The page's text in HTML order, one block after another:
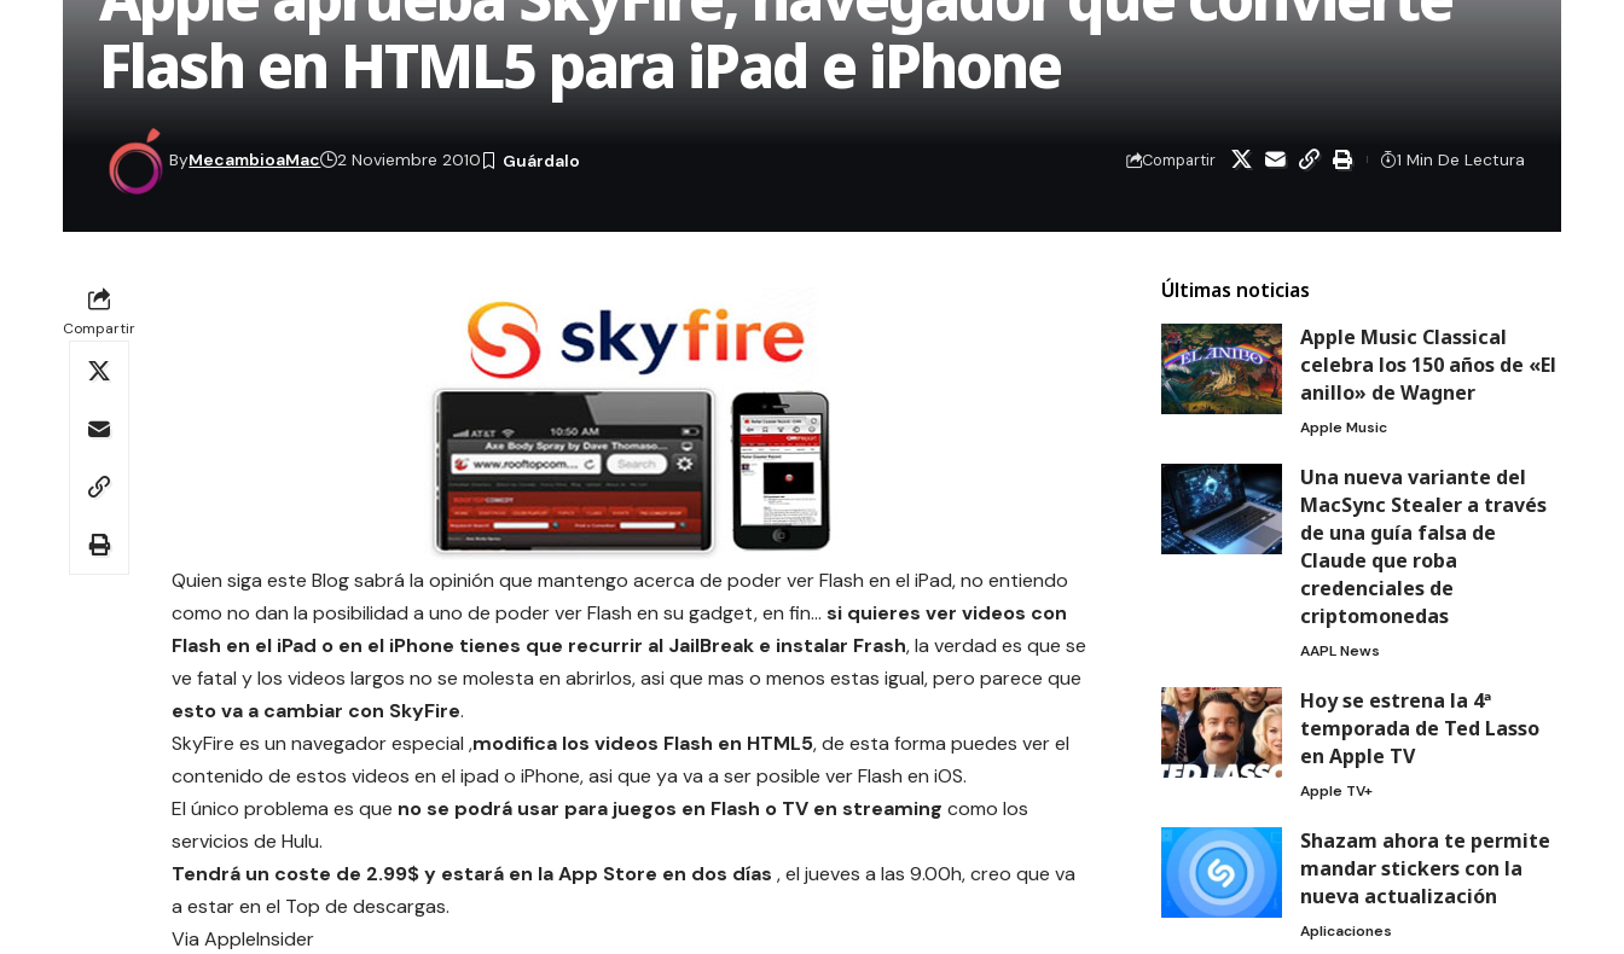
Flash en HTML5 para iPad e iPhone
ByMecambioaMac 2 Noviembre 2010 Compartir 1 Min De Lectura
Compartir
Quien siga este Blog sabrá la opinión que mantengo acerca de poder ver Flash en el iPad, no entiendo
como no dan la posibilidad a uno de poder ver Flash en su gadget, en fin… si quieres ver videos con
Flash en el iPad o en el iPhone tienes que recurrir al JailBreak e instalar Frash, la verdad es que se
ve fatal y los videos largos no se molesta en abrirlos, asi que mas o menos estas igual, pero parece que
esto va a cambiar con SkyFire.
SkyFire es un navegador especial ,modifica los videos Flash en HTML5, de esta forma puedes ver el
contenido de estos videos en el ipad o iPhone, asi que ya va a ser posible ver Flash en iOS.
El único problema es que no se podrá usar para juegos en Flash o TV en streaming como los
servicios de Hulu.
Tendrá un coste de 2.99$ y estará en la App Store en dos días , el jueves a las 9.00h, creo que va
a estar en el Top de descargas.
Via AppleInsider
Últimas noticias
Apple Music Classical
celebra los 150 años de «El
anillo» de Wagner
Apple Music
Una nueva variante del
MacSync Stealer a través
de una guía falsa de
Claude que roba
credenciales de
criptomonedas
AAPL News
Hoy se estrena la 4ª
temporada de Ted Lasso
en Apple TV
Apple TV+
Shazam ahora te permite
mandar stickers con la
nueva actualización
Aplicaciones